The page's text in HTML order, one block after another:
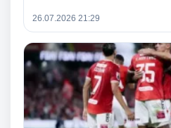
26.07.2026 21:29